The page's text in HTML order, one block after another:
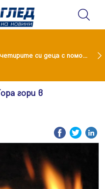
Майка уби четирите си деца с помощта на баба им, след което се самоуби
гори в